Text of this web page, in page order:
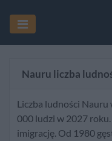
Nauru liczba
Liczba ludności Nauru
000 ludzi w 2027
imigrację. Od 1980